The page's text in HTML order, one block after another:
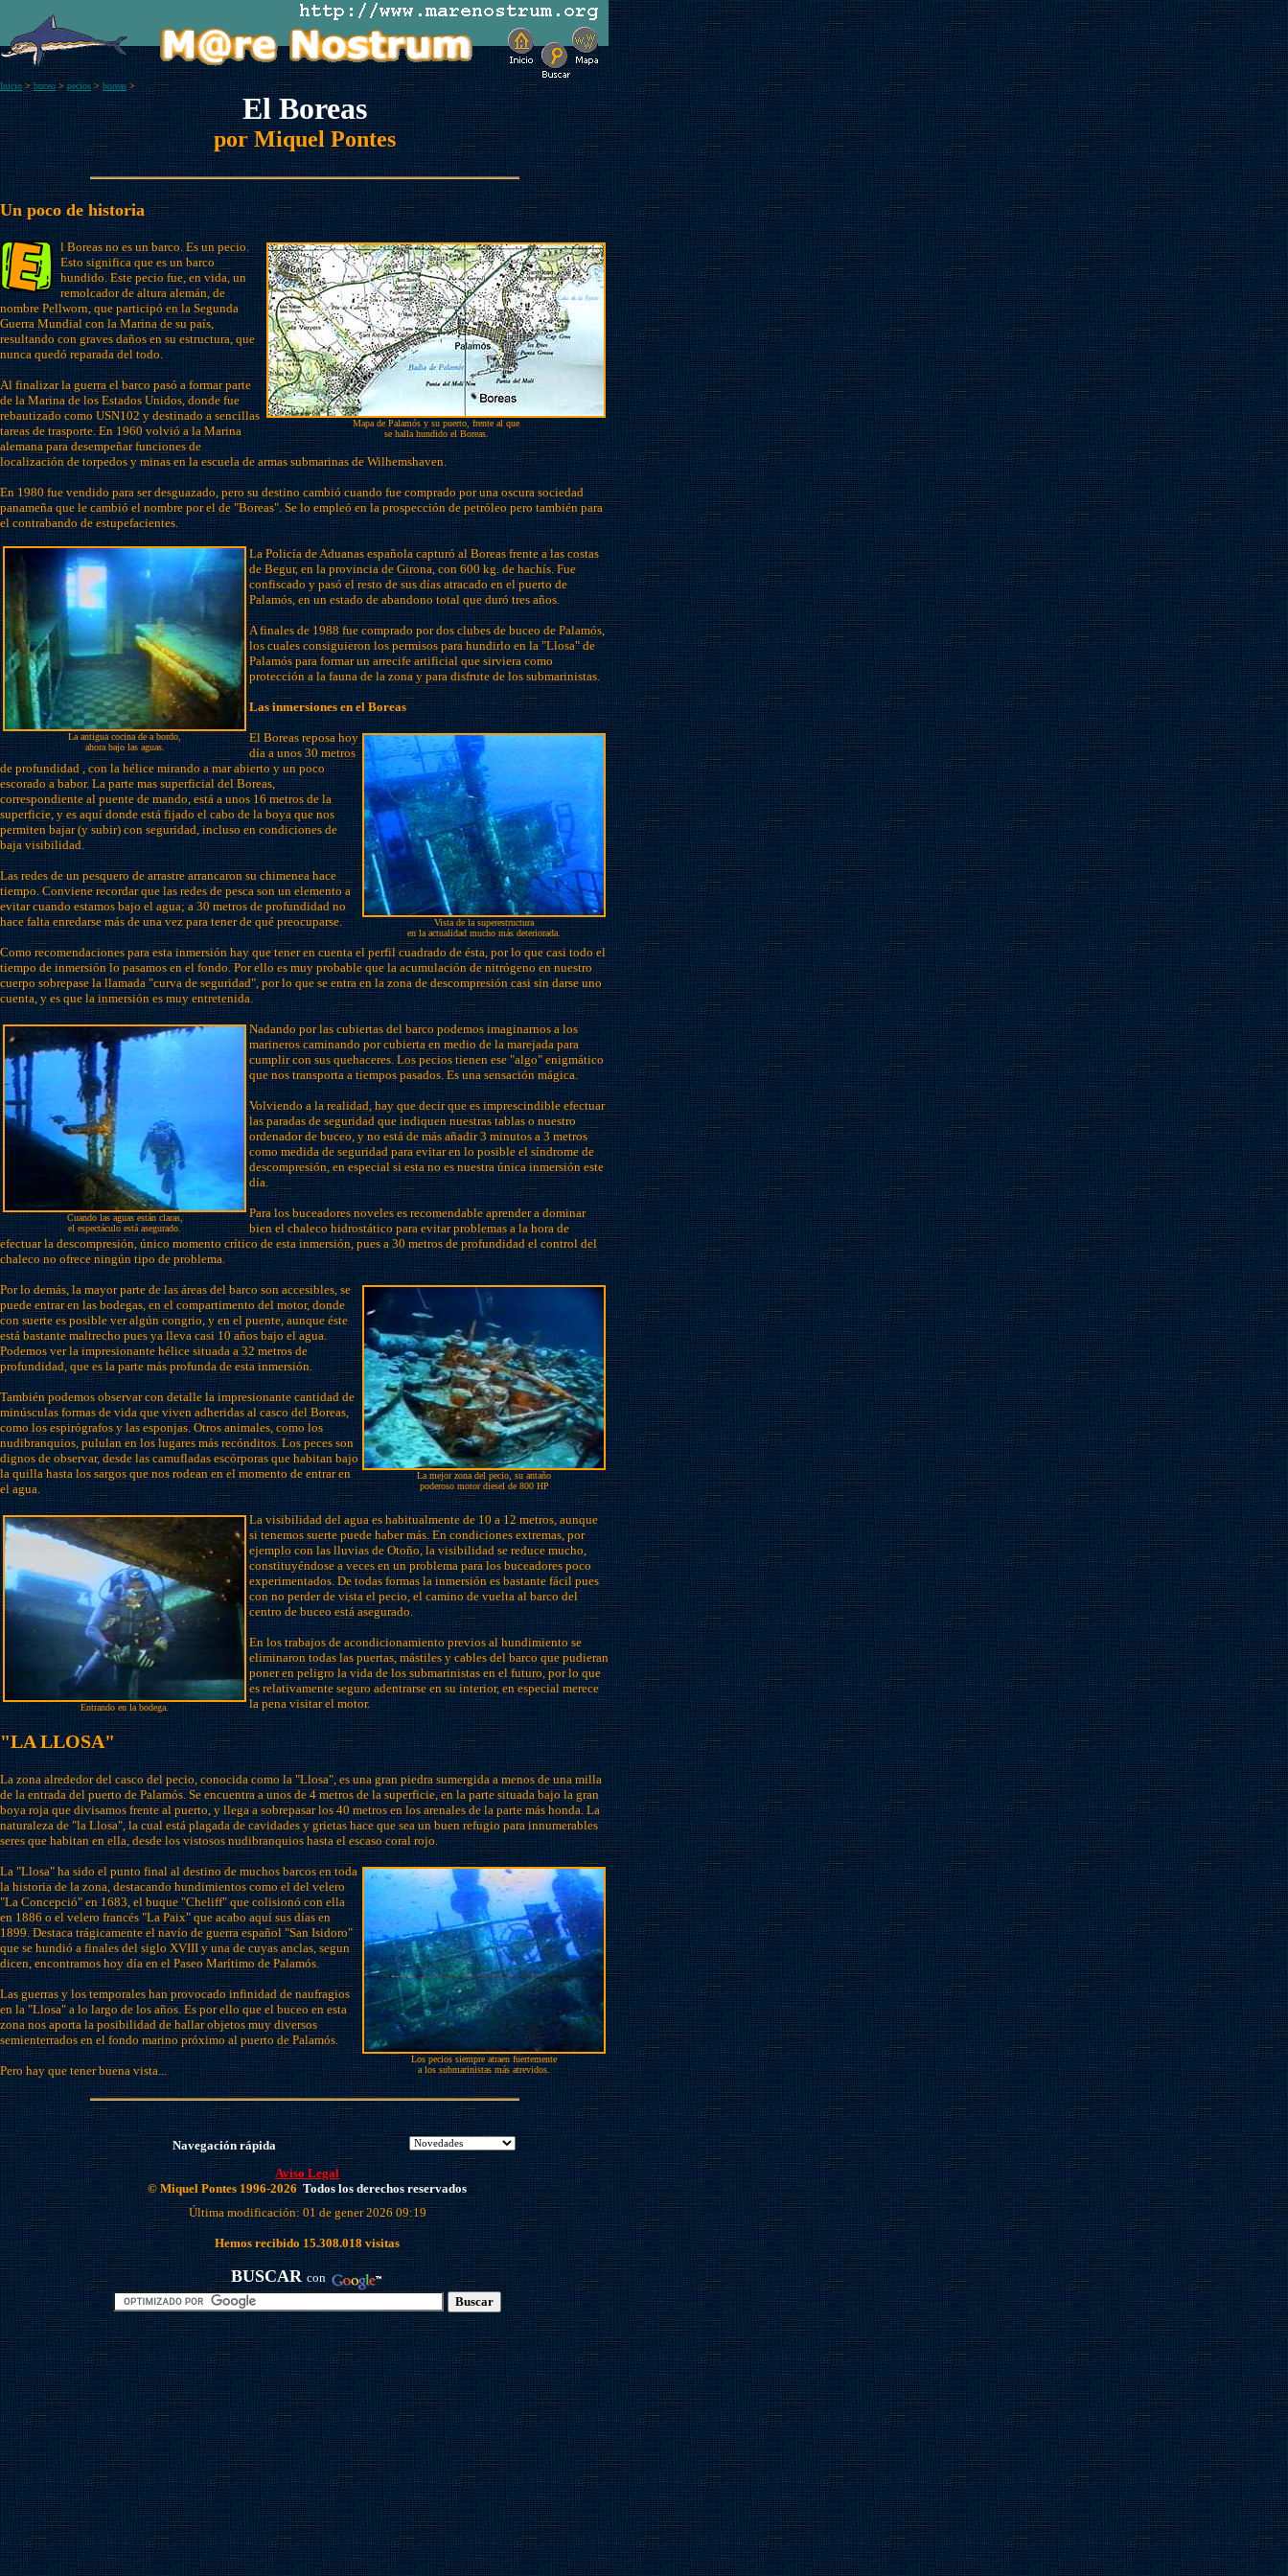
Inicio >buceo>pecios > boreas >
El Boreas
por Miquel Pontes
Un poco de historia
Mapa de Palamós y su puerto, frente al que
se halla hundido el Boreas.
l Boreas no es un barco. Es un pecio.
Esto significa que es un barco
hundido. Este pecio fue, en vida, un
remolcador de altura alemán, de
nombre Pellworn, que participó en la Segunda
Guerra Mundial con la Marina de su país,
resultando con graves daños en su estructura, que
nunca quedó reparada del todo.
Al finalizar la guerra el barco pasó a formar parte
de la Marina de los Estados Unidos, donde fue
rebautizado como USN102 y destinado a sencillas
tareas de trasporte. En 1960 volvió a la Marina
alemana para desempeñar funciones de
localización de torpedos y minas en la escuela de armas submarinas de Wilhemshaven.
En 1980 fue vendido para ser desguazado, pero su destino cambió cuando fue comprado por una oscura sociedad
panameña que le cambió el nombre por el de "Boreas". Se lo empleó en la prospección de petróleo pero también para
el contrabando de estupefacientes.
La antigua cocina de a bordo,
ahora bajo las aguas.
La Policía de Aduanas española capturó al Boreas frente a las costas
de Begur, en la provincia de Girona, con 600 kg. de hachís. Fue
confiscado y pasó el resto de sus días atracado en el puerto de
Palamós, en un estado de abandono total que duró tres años.
A finales de 1988 fue comprado por dos clubes de buceo de Palamós,
los cuales consiguieron los permisos para hundirlo en la "Llosa" de
Palamós para formar un arrecife artificial que sirviera como
protección a la fauna de la zona y para disfrute de los submarinistas.
Las inmersiones en el Boreas
Vista de la superestructura
en la actualidad mucho más deteriorada.
El Boreas reposa hoy
día a unos 30 metros
de profundidad , con la hélice mirando a mar abierto y un poco
escorado a babor. La parte mas superficial del Boreas,
correspondiente al puente de mando, está a unos 16 metros de la
superficie, y es aquí donde está fijado el cabo de la boya que nos
permiten bajar (y subir) con seguridad, incluso en condiciones de
baja visibilidad.
Las redes de un pesquero de arrastre arrancaron su chimenea hace
tiempo. Conviene recordar que las redes de pesca son un elemento a
evitar cuando estamos bajo el agua; a 30 metros de profundidad no
hace falta enredarse más de una vez para tener de qué preocuparse.
Como recomendaciones para esta inmersión hay que tener en cuenta el perfil cuadrado de ésta, por lo que casi todo el
tiempo de inmersión lo pasamos en el fondo. Por ello es muy probable que la acumulación de nitrógeno en nuestro
cuerpo sobrepase la llamada "curva de seguridad", por lo que se entra en la zona de descompresión casi sin darse uno
cuenta, y es que la inmersión es muy entretenida.
Cuando las aguas están claras,
el espectáculo está asegurado.
Nadando por las cubiertas del barco podemos imaginarnos a los
marineros caminando por cubierta en medio de la marejada para
cumplir con sus quehaceres. Los pecios tienen ese "algo" enigmático
que nos transporta a tiempos pasados. Es una sensación mágica.
Volviendo a la realidad, hay que decir que es imprescindible efectuar
las paradas de seguridad que indiquen nuestras tablas o nuestro
ordenador de buceo, y no está de más añadir 3 minutos a 3 metros
como medida de seguridad para evitar en lo posible el síndrome de
descompresión, en especial si esta no es nuestra única inmersión este
día.
Para los buceadores noveles es recomendable aprender a dominar
bien el chaleco hidrostático para evitar problemas a la hora de
efectuar la descompresión, único momento crítico de esta inmersión, pues a 30 metros de profundidad el control del
chaleco no ofrece ningún tipo de problema.
La mejor zona del pecio, su antaño
poderoso motor diesel de 800 HP
Por lo demás, la mayor parte de las áreas del barco son accesibles, se
puede entrar en las bodegas, en el compartimento del motor, donde
con suerte es posible ver algún congrio, y en el puente, aunque éste
está bastante maltrecho pues ya lleva casi 10 años bajo el agua.
Podemos ver la impresionante hélice situada a 32 metros de
profundidad, que es la parte más profunda de esta inmersión.
También podemos observar con detalle la impresionante cantidad de
minúsculas formas de vida que viven adheridas al casco del Boreas,
como los espirógrafos y las esponjas. Otros animales, como los
nudibranquios, pululan en los lugares más recónditos. Los peces son
dignos de observar, desde las camufladas escórporas que habitan bajo
la quilla hasta los sargos que nos rodean en el momento de entrar en
el agua.
Entrando en la bodega.
La visibilidad del agua es habitualmente de 10 a 12 metros, aunque
si tenemos suerte puede haber más. En condiciones extremas, por
ejemplo con las lluvias de Otoño, la visibilidad se reduce mucho,
constituyéndose a veces en un problema para los buceadores poco
experimentados. De todas formas la inmersión es bastante fácil pues
con no perder de vista el pecio, el camino de vuelta al barco del
centro de buceo está asegurado.
En los trabajos de acondicionamiento previos al hundimiento se
eliminaron todas las puertas, mástiles y cables del barco que pudieran
poner en peligro la vida de los submarinistas en el futuro, por lo que
es relativamente seguro adentrarse en su interior, en especial merece
la pena visitar el motor.
"LA LLOSA"
La zona alrededor del casco del pecio, conocida como la "Llosa", es una gran piedra sumergida a menos de una milla
de la entrada del puerto de Palamós. Se encuentra a unos de 4 metros de la superficie, en la parte situada bajo la gran
boya roja que divisamos frente al puerto, y llega a sobrepasar los 40 metros en los arenales de la parte más honda. La
naturaleza de "la Llosa", la cual está plagada de cavidades y grietas hace que sea un buen refugio para innumerables
seres que habitan en ella, desde los vistosos nudibranquios hasta el escaso coral rojo.
Los pecios siempre atraen fuertemente
a los submarinistas más atrevidos.
La "Llosa" ha sido el punto final al destino de muchos barcos en toda
la historia de la zona, destacando hundimientos como el del velero
"La Concepció" en 1683, el buque "Cheliff" que colisionó con ella
en 1886 o el velero francés "La Paix" que acabo aquí sus días en
1899. Destaca trágicamente el navío de guerra español "San Isidoro"
que se hundió a finales del siglo XVIII y una de cuyas anclas, segun
dicen, encontramos hoy día en el Paseo Marítimo de Palamós.
Las guerras y los temporales han provocado infinidad de naufragios
en la "Llosa" a lo largo de los años. Es por ello que el buceo en esta
zona nos aporta la posibilidad de hallar objetos muy diversos
semienterrados en el fondo marino próximo al puerto de Palamós.
Pero hay que tener buena vista...
Navegación rápida
Aviso Legal
© Miquel Pontes 1996-2026 Todos los derechos reservados
Última modificación: 01 de gener 2026 09:19
Hemos recibido 15.308.018 visitas
BUSCAR con